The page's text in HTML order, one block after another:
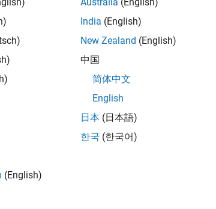
(English)
India (English)
New Zealand (English)
中国
简体中文
English
日本 (日本語)
한국 (한국어)